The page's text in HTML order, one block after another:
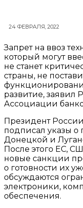
24 ФЕВРАЛЯ, 2022
Запрет на ввоз
который могут
не станет
страны, не
развитие, заявил
Ассоциации
Президент
подписал указы о
Донецкой и
После этого ЕС,
новые санкции
о готовности их
обсуждаются
электроники,
обеспечения.